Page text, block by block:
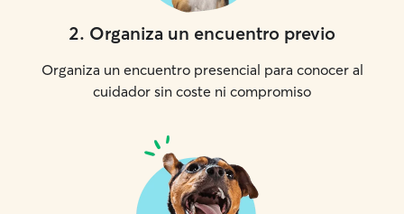
2. Organiza un encuentro previo
Organiza un encuentro presencial para conocer al
cuidador sin coste ni compromiso